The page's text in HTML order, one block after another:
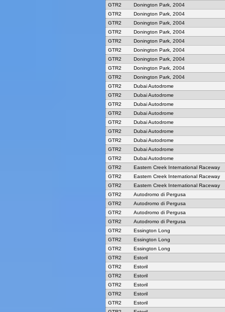
GTR2
Donington Park, 2004
GTR2
Donington Park, 2004
GTR2
Donington Park, 2004
GTR2
Donington Park, 2004
GTR2
Donington Park, 2004
GTR2
Donington Park, 2004
GTR2
Donington Park, 2004
GTR2
Donington Park, 2004
GTR2
Donington Park, 2004
GTR2
Dubai Autodrome
GTR2
Dubai Autodrome
GTR2
Dubai Autodrome
GTR2
Dubai Autodrome
GTR2
Dubai Autodrome
GTR2
Dubai Autodrome
GTR2
Dubai Autodrome
GTR2
Dubai Autodrome
GTR2
Dubai Autodrome
GTR2
Eastern Creek International Raceway
GTR2
Eastern Creek International Raceway
GTR2
Eastern Creek International Raceway
GTR2
Autodromo di Pergusa
GTR2
Autodromo di Pergusa
GTR2
Autodromo di Pergusa
GTR2
Autodromo di Pergusa
GTR2
Essington Long
GTR2
Essington Long
GTR2
Essington Long
GTR2
Estoril
GTR2
Estoril
GTR2
Estoril
GTR2
Estoril
GTR2
Estoril
GTR2
Estoril